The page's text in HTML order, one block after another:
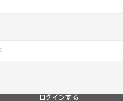
ログインする